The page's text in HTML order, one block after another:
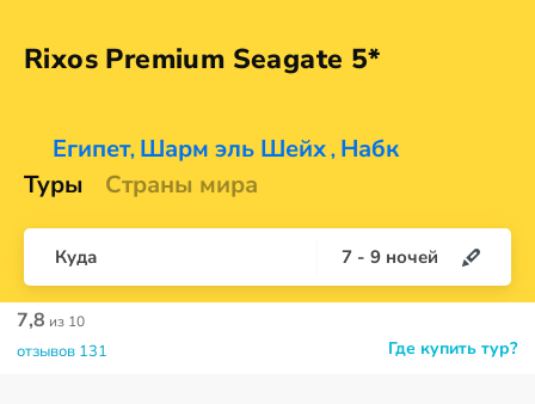
Rixos Premium Seagate 5*
Египет, Шарм эль Шейх , Набк
Туры
Страны мира
Куда 7 - 9 ночей
Где купить тур?
7,8 из 10
отзывов 131